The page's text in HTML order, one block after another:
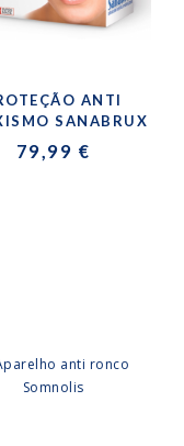
ANTI
SANABRUX
79,99 €